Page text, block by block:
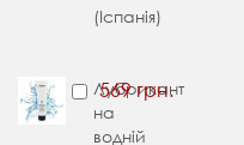
(Іспанія)
Лубрикант
на
водній
569 грн.